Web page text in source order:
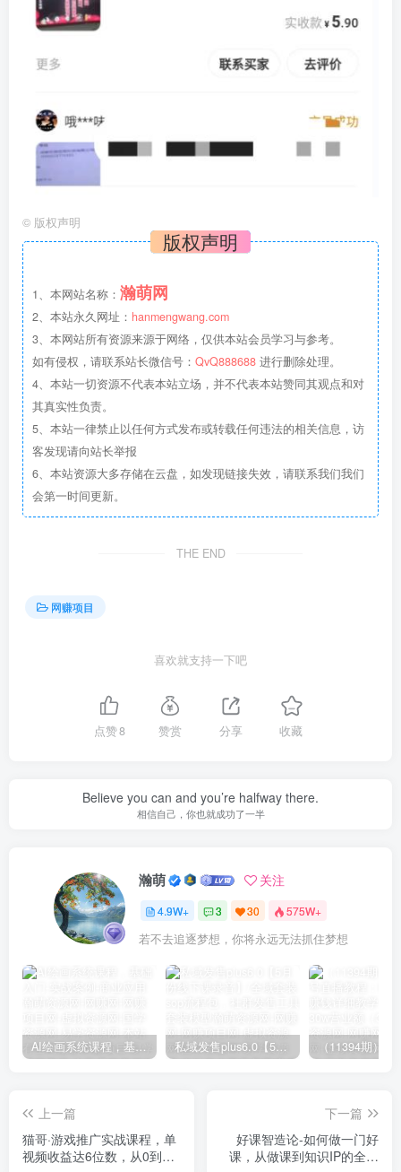
© 版权声明
版权声明
1、本网站名称： 瀚萌网
2、本站永久网址： hanmengwang.com
3、本网站所有资源来源于网络，仅供本站会员学习与参考。
如有侵权，请联系站长微信号： QvQ888688 进行删除处理。
4、本站一切资源不代表本站立场，并不代表本站赞同其观点和对
其真实性负责。
5、本站一律禁止以任何方式发布或转载任何违法的相关信息，访
客发现请向站长举报
6、本站资源大多存储在云盘，如发现链接失效，请联系我们我们
会第一时间更新。
THE END
网赚项目
喜欢就支持一下吧
点赞8 赞赏 分享 收藏
Believe you can and you’re halfway there.
相信自己，你也就成功了一半
瀚萌 关注
4.9W+ 3 30 575W+
若不去追逐梦想，你将永远无法抓住梦想
AI绘画系统课程，基础入门-实战案例-商业应用 私域发售plus6.0【5月份线下课录音】/全域套装sop流程包，社群发售工具套装模型
上一篇
猫哥·游戏推广实战课程，单
视频收益达6位数，从0到1
下一篇
好课智造论-如何做一门好
课，从做课到知识IP的全盘